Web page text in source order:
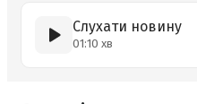
Слухати новину
01:10 хв